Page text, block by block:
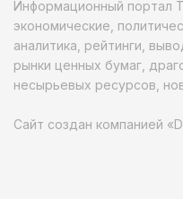
Информационный портал
экономические,
аналитика, рейтинги,
рынки ценных бумаг,
несырьевых ресурсов,
Сайт создан компанией